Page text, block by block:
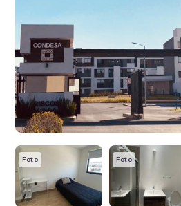
Foto Foto